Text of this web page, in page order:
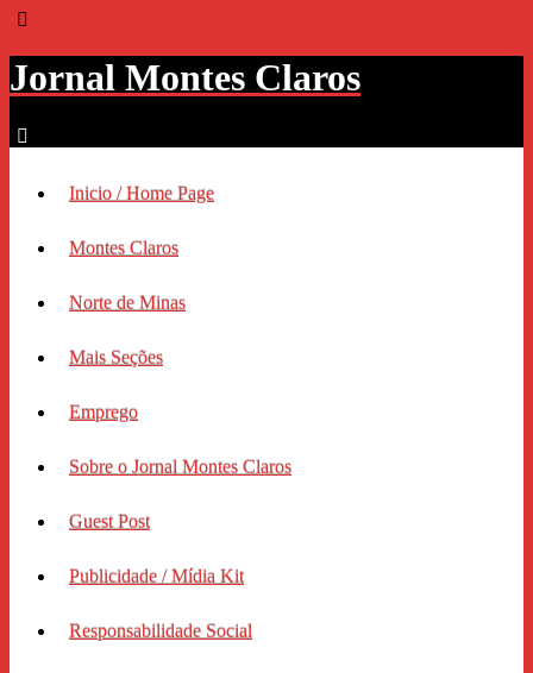
Jornal Montes Claros
Inicio / Home Page
Montes Claros
Norte de Minas
Mais Seções
Emprego
Sobre o Jornal Montes Claros
Guest Post
Publicidade / Mídia Kit
Responsabilidade Social